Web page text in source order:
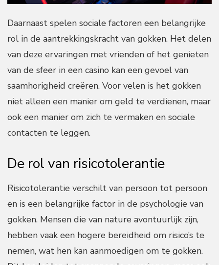
Daarnaast spelen sociale factoren een belangrijke
rol in de aantrekkingskracht van gokken. Het delen
van deze ervaringen met vrienden of het genieten
van de sfeer in een casino kan een gevoel van
saamhorigheid creëren. Voor velen is het gokken
niet alleen een manier om geld te verdienen, maar
ook een manier om zich te vermaken en sociale
contacten te leggen.
De rol van risicotolerantie
Risicotolerantie verschilt van persoon tot persoon
en is een belangrijke factor in de psychologie van
gokken. Mensen die van nature avontuurlijk zijn,
hebben vaak een hogere bereidheid om risico’s te
nemen, wat hen kan aanmoedigen om te gokken.